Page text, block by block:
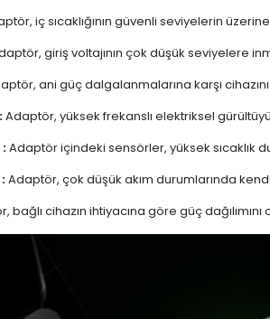
iç sıcaklığının güvenli seviyelerin üzerine
giriş voltajının çok düşük seviyelere
ani güç dalgalanmalarına karşı
Adaptör, yüksek frekanslı elektriksel
:Adaptör içindeki sensörler, yüksek sıcaklık
Adaptör, çok düşük akım durumlarında
bağlı cihazın ihtiyacına göre güç